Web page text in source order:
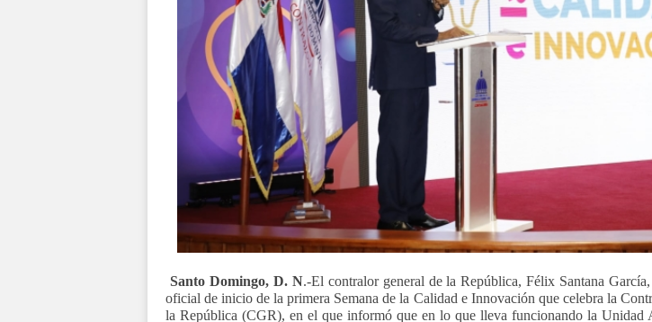
Santo Domingo, D. N.-El contralor general de la República, Félix Santana
oficial de inicio de la primera Semana de la Calidad e Innovación que celebra la
la República (CGR), en el que informó que en lo que lleva funcionando la Unidad